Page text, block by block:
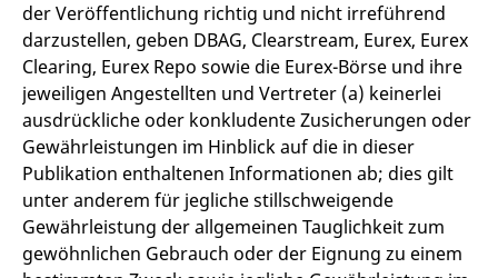
der Veröffentlichung richtig und nicht irreführend
darzustellen, geben DBAG, Clearstream, Eurex, Eurex
Clearing, Eurex Repo sowie die Eurex-Börse und ihre
jeweiligen Angestellten und Vertreter (a) keinerlei
ausdrückliche oder konkludente Zusicherungen oder
Gewährleistungen im Hinblick auf die in dieser
Publikation enthaltenen Informationen ab; dies gilt
unter anderem für jegliche stillschweigende
Gewährleistung der allgemeinen Tauglichkeit zum
gewöhnlichen Gebrauch oder der Eignung zu einem
Name
Anbieter /
Domain
Gültig
bis
Beschreibung
_pk_id.7.931a www.eurex.com
mit der Open-Source-
Webanalyseplattform
Piwik verbunden. Er wird
verwendet, um Website-
Besucherverhalten zu
verfolgen und die
Leistung der Website zu
messen. Es handelt sich
um ein Muster-Cookie,
bei dem auf das Präfix
_pk_ses eine kurze Reihe
Name
Anbieter /
Domain
Gültig
bis
Beschreibung
CONSENT
Google LLC
.youtube.com
1 Jahr
Dieses Cookie enthält
Informationen darüber,
wie der Endbenutzer
die Website nutzt,
die der Endbenutzer
möglicherweise vor
dem Besuch dieser
Website gesehen hat.
VISITOR_INFO1_LIVE
Google LLC
.youtube.com
6
Monate
Dieses Cookie wird
von Youtube gesetzt,